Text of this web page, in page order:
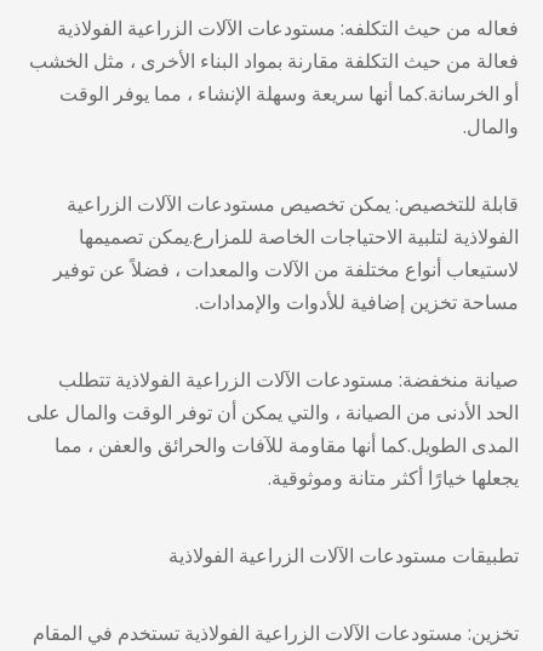
فعاله من حيث التكلفه: مستودعات الآلات الزراعية الفولاذية
فعالة من حيث التكلفة مقارنة بمواد البناء الأخرى ، مثل الخشب
أو الخرسانة.كما أنها سريعة وسهلة الإنشاء ، مما يوفر الوقت
والمال.
قابلة للتخصيص: يمكن تخصيص مستودعات الآلات الزراعية
الفولاذية لتلبية الاحتياجات الخاصة للمزارع.يمكن تصميمها
لاستيعاب أنواع مختلفة من الآلات والمعدات ، فضلاً عن توفير
مساحة تخزين إضافية للأدوات والإمدادات.
صيانة منخفضة: مستودعات الآلات الزراعية الفولاذية تتطلب
الحد الأدنى من الصيانة ، والتي يمكن أن توفر الوقت والمال على
المدى الطويل.كما أنها مقاومة للآفات والحرائق والعفن ، مما
يجعلها خيارًا أكثر متانة وموثوقية.
تطبيقات مستودعات الآلات الزراعية الفولاذية
تخزين: مستودعات الآلات الزراعية الفولاذية تستخدم في المقام